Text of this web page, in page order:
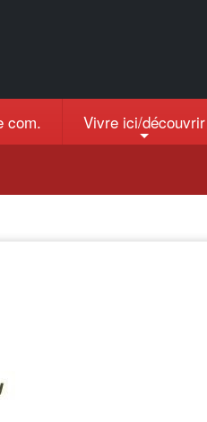
com. Vivre ici/découvrir